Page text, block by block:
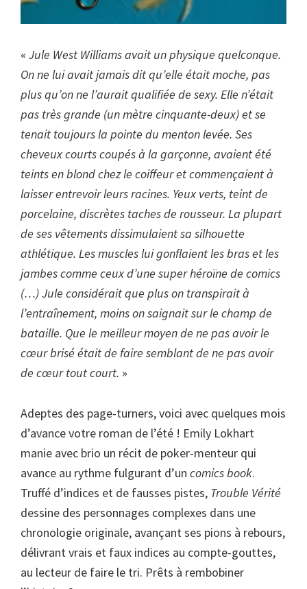
« Jule West Williams avait un physique quelconque.
On ne lui avait jamais dit qu’elle était moche, pas
plus qu’on ne l’aurait qualifiée de sexy. Elle n’était
pas très grande (un mètre cinquante-deux) et se
tenait toujours la pointe du menton levée. Ses
cheveux courts coupés à la garçonne, avaient été
teints en blond chez le coiffeur et commençaient à
laisser entrevoir leurs racines. Yeux verts, teint de
porcelaine, discrètes taches de rousseur. La plupart
de ses vêtements dissimulaient sa silhouette
athlétique. Les muscles lui gonflaient les bras et les
jambes comme ceux d’une super héroïne de comics
(…) Jule considérait que plus on transpirait à
l’entraînement, moins on saignait sur le champ de
bataille. Que le meilleur moyen de ne pas avoir le
cœur brisé était de faire semblant de ne pas avoir
de cœur tout court. »
Adeptes des page-turners, voici avec quelques mois
d’avance votre roman de l’été ! Emily Lokhart
manie avec brio un récit de poker-menteur qui
avance au rythme fulgurant d’un comics book.
Truffé d’indices et de fausses pistes, Trouble Vérité
dessine des personnages complexes dans une
chronologie originale, avançant ses pions à rebours,
délivrant vrais et faux indices au compte-gouttes,
au lecteur de faire le tri. Prêts à rembobiner